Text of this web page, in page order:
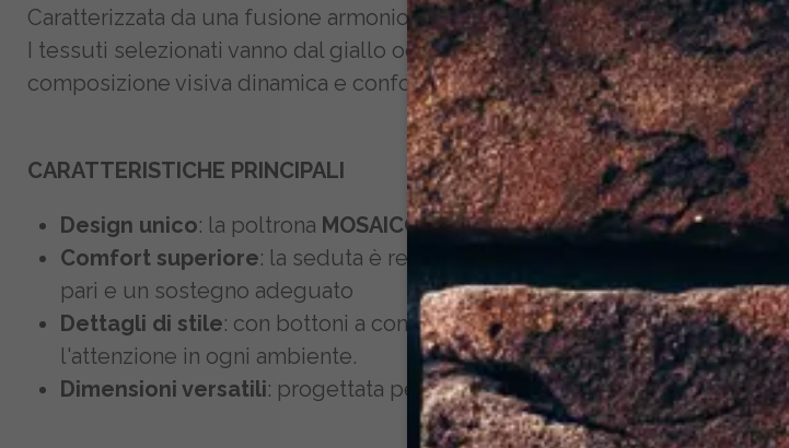
Caratterizzata da una fusione armoniosa di motivi e colori, questa
I tessuti selezionati vanno dal giallo ocra energico, al celeste sereno,
composizione visiva dinamica e confortevole.
CARATTERISTICHE PRINCIPALI
Design unico: la poltrona MOSAICOpresenta una combinazione
Comfort superiore: la seduta è realizzata con una morbida
pari e un sostegno adeguato
Dettagli di stile: con bottoni a contrasto che aggiungono un tocco di
l'attenzione in ogni ambiente.
Dimensioni versatili: progettata per adattarsi sia a spazi compatti che